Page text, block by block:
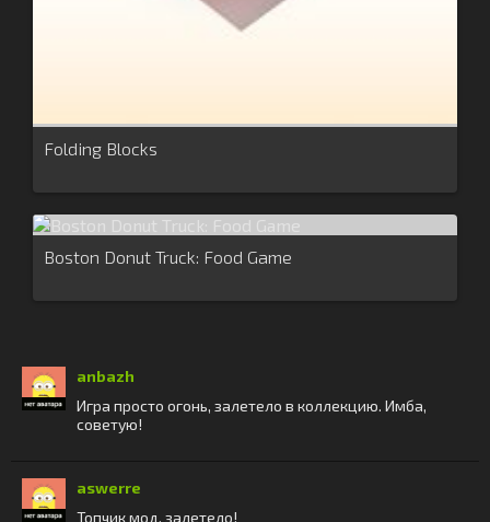
Folding Blocks
Boston Donut Truck: Food Game
anbazh
Игра просто огонь, залетело в коллекцию. Имба,
советую!
aswerre
Топчик мод, залетело!